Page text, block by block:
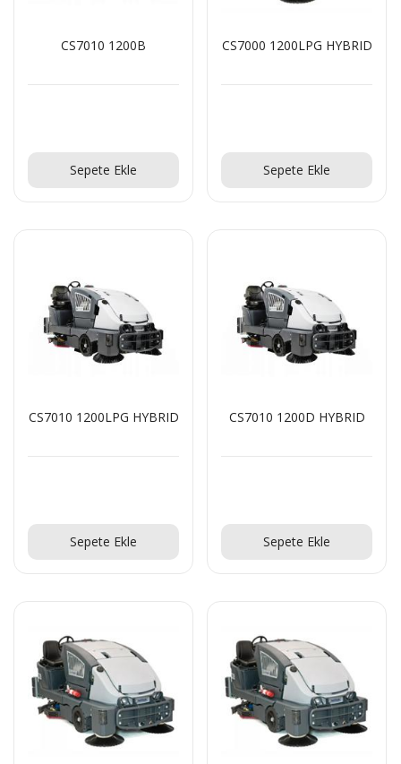
CTS40 MC Z22 EXA
Teklif Al!
CS7010 1200B
Sepete Ekle
CS7000 1200LPG HYBRID
Sepete Ekle
CS7010 1200LPG HYBRID
Sepete Ekle
CS7010 1200D HYBRID
Sepete Ekle